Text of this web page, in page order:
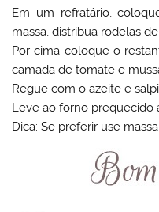
Em um refratário,
massa, distribua rodelas
Por cima coloque o
camada de tomate e
Regue com o azeite e
Leve ao forno prequecido
Dica: Se preferir use